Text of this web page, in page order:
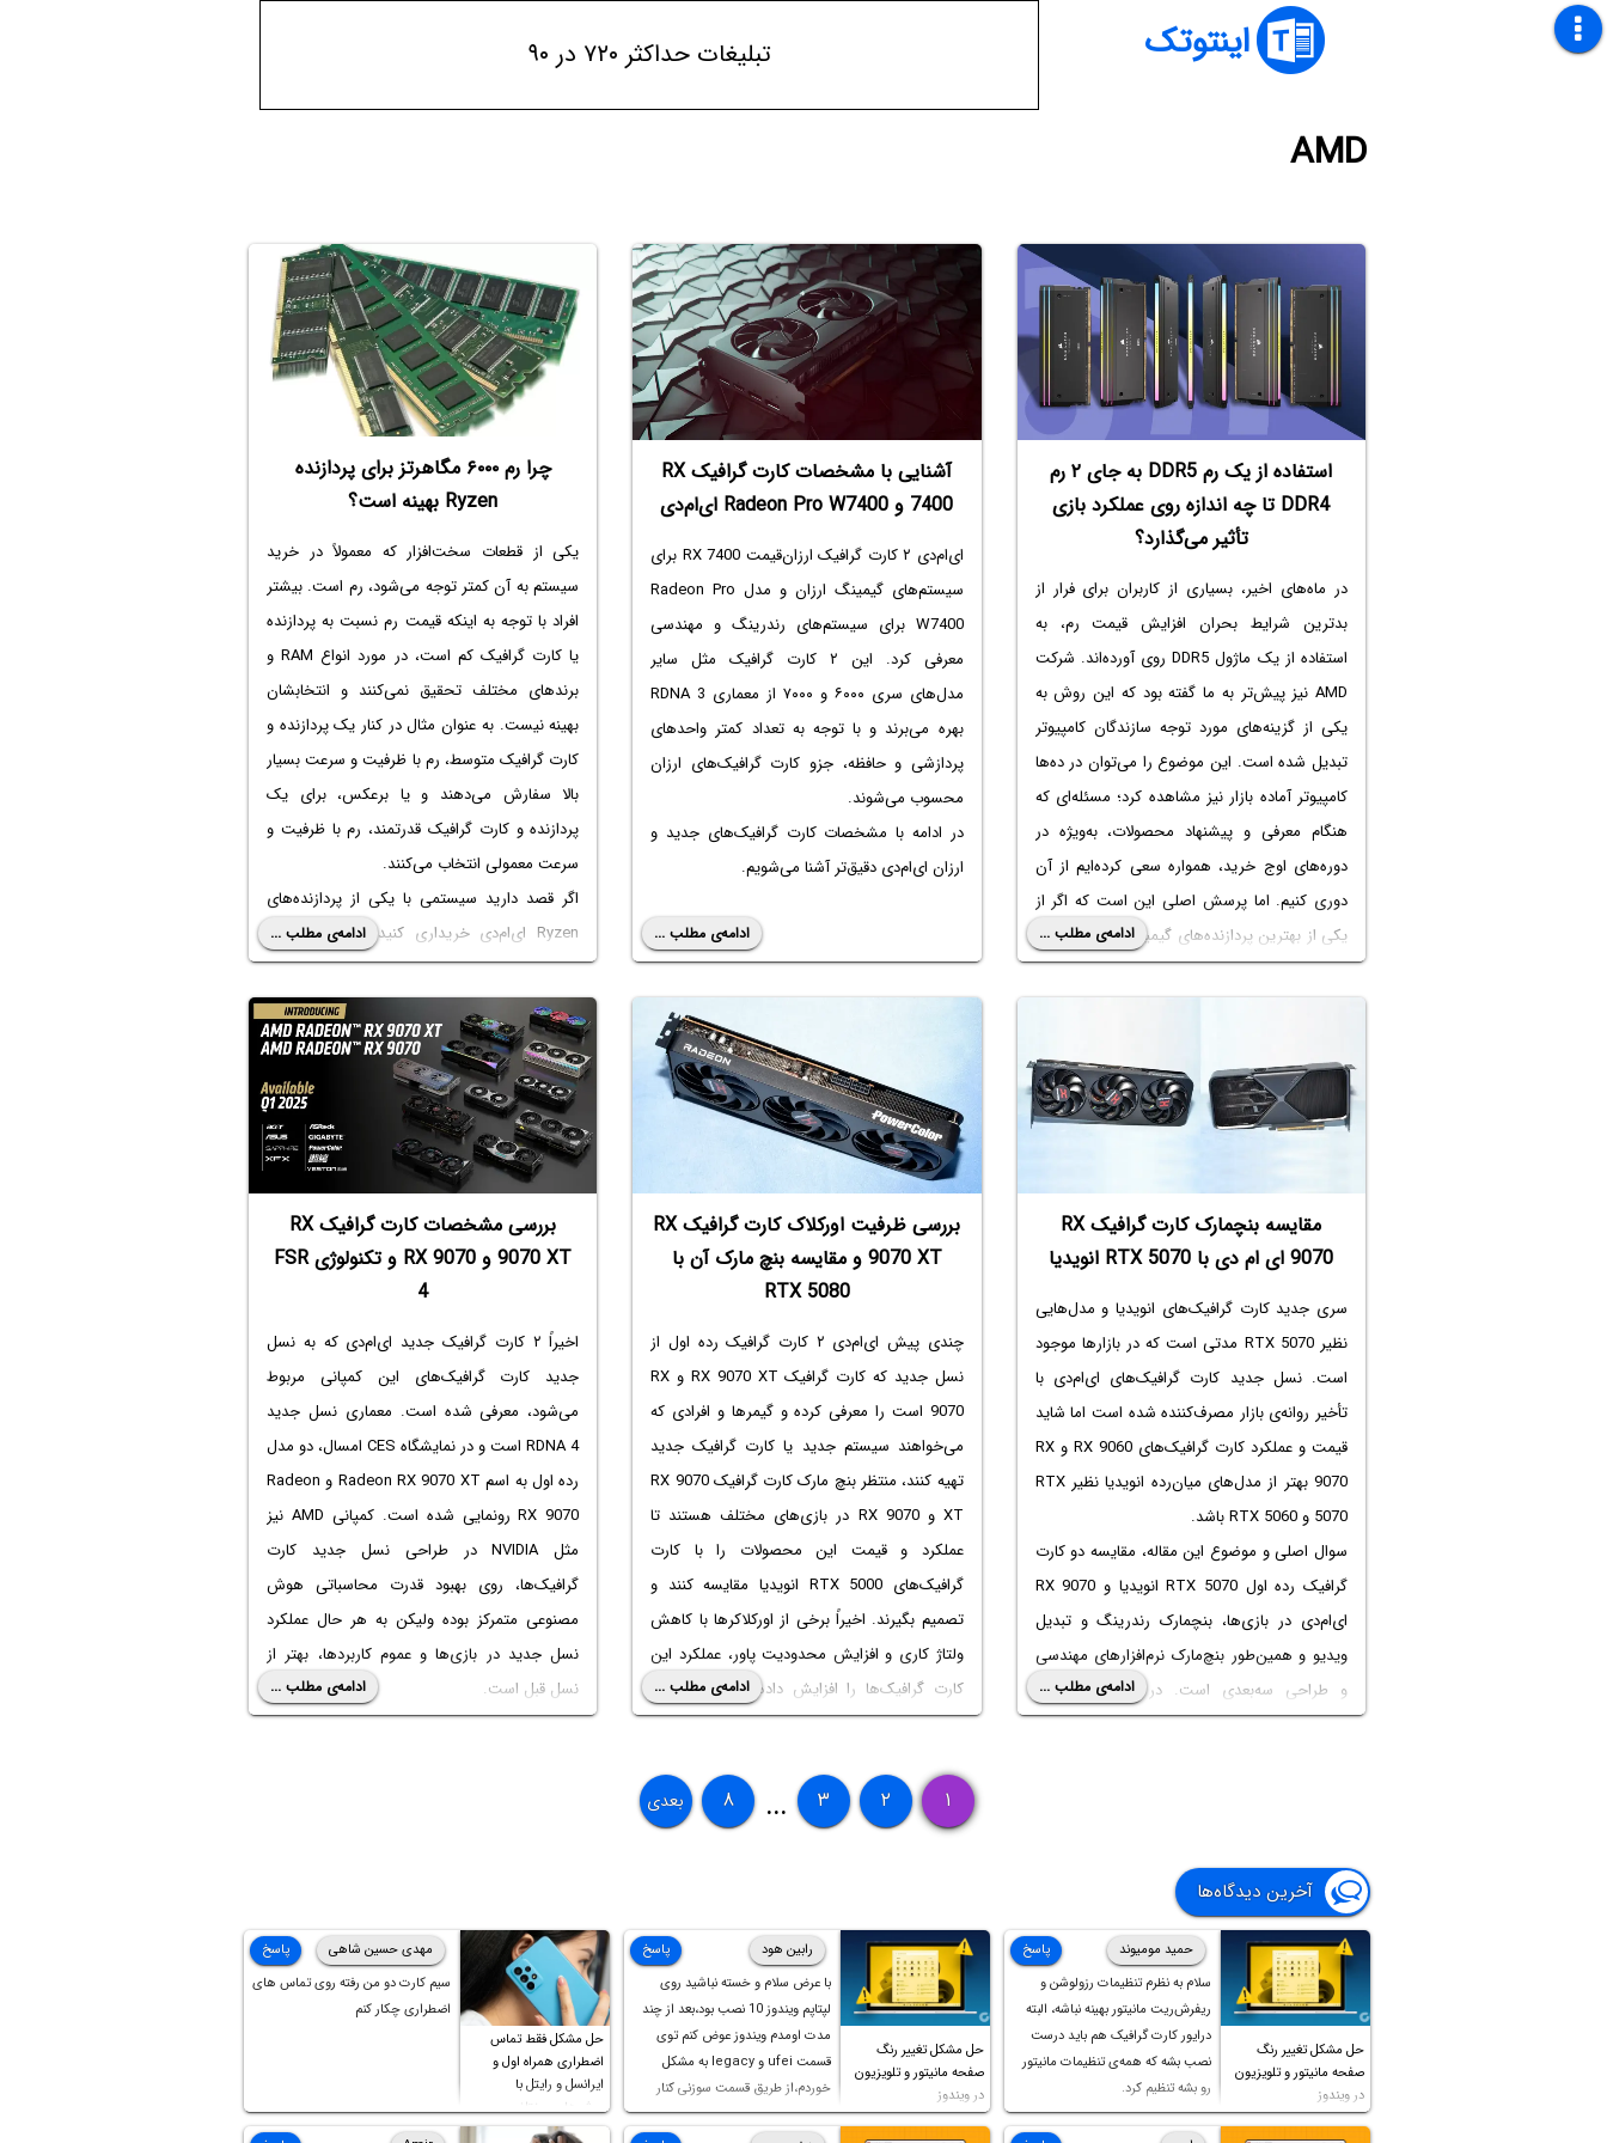
اینتوتک تبلیغات حداکثر ۷۲۰ در ۹۰
AMD
استفاده از یک رم DDR5 به جای ۲ رم
DDR4 تا چه اندازه روی عملکرد بازی
تأثیر می‌گذارد؟
در ماه‌های اخیر، بسیاری از کاربران برای فرار از
بدترین شرایط بحران افزایش قیمت رم، به
استفاده از یک ماژول DDR5 روی آورده‌اند. شرکت
AMD نیز پیش‌تر به ما گفته بود که این روش به
یکی از گزینه‌های مورد توجه سازندگان کامپیوتر
تبدیل شده است. این موضوع را می‌توان در ده‌ها
کامپیوتر آماده بازار نیز مشاهده کرد؛ مسئله‌ای که
هنگام معرفی و پیشنهاد محصولات، به‌ویژه در
دوره‌های اوج خرید، همواره سعی کرده‌ایم از آن
دوری کنیم. اما پرسش اصلی این است که اگر از
یکی از بهترین پردازنده‌های گیمینگ استفاده کنید،
به‌کارگیری تنها یک ماژول DDR5 چه میزان از
عملکرد بازی را کاهش می‌دهد؟
عملکرد قابل توجهی ایجاد می‌کند. این تصور از
نسل‌های قبلی حافظه DDR سرچشمه می‌گیرد؛
DDR5 نیز تا حدی صادق است، اما ساختار این
نسل از حافظه پیچیده‌تر از گذشته است و در ادامه
ادامه‌ی مطلب ...
آشنایی با مشخصات کارت گرافیک RX
7400 و Radeon Pro W7400 ای‌ام‌دی
ای‌ام‌دی ۲ کارت گرافیک ارزان‌قیمت RX 7400 برای
سیستم‌های گیمینگ ارزان و مدل Radeon Pro
W7400 برای سیستم‌های رندرینگ و مهندسی
معرفی کرد. این ۲ کارت گرافیک مثل سایر
مدل‌های سری ۶۰۰۰ و ۷۰۰۰ از معماری RDNA 3
بهره می‌برند و با توجه به تعداد کمتر واحدهای
پردازشی و حافظه، جزو کارت گرافیک‌های ارزان
محسوب می‌شوند.
در ادامه با مشخصات کارت گرافیک‌های جدید و
ارزان ای‌ام‌دی دقیق‌تر آشنا می‌شویم.
ادامه‌ی مطلب ...
چرا رم ۶۰۰۰ مگاهرتز برای پردازنده
Ryzen بهینه است؟
یکی از قطعات سخت‌افزار که معمولاً در خرید
سیستم به آن کمتر توجه می‌شود، رم است. بیشتر
افراد با توجه به اینکه قیمت رم نسبت به پردازنده
یا کارت گرافیک کم است، در مورد انواع RAM و
برندهای مختلف تحقیق نمی‌کنند و انتخابشان
بهینه نیست. به عنوان مثال در کنار یک پردازنده و
کارت گرافیک متوسط، رم با ظرفیت و سرعت بسیار
بالا سفارش می‌دهند و یا برعکس، برای یک
پردازنده و کارت گرافیک قدرتمند، رم با ظرفیت و
سرعت معمولی انتخاب می‌کنند.
اگر قصد دارید سیستمی با یکی از پردازنده‌های
Ryzen ای‌ام‌دی خریداری کنید، با ما در ادامه
مطلب همراه باشید تا در مورد رم بهینه برای چنین
پردازنده‌ای بحث کنیم.
ادامه‌ی مطلب ...
مقایسه بنچمارک کارت گرافیک RX
9070 ای ام دی با RTX 5070 انویدیا
سری جدید کارت گرافیک‌های انویدیا و مدل‌هایی
نظیر RTX 5070 مدتی است که در بازارها موجود
است. نسل جدید کارت گرافیک‌های ای‌ام‌دی با
تأخیر روانه‌ی بازار مصرف‌کننده شده است اما شاید
قیمت و عملکرد کارت گرافیک‌های RX 9060 و RX
9070‌ بهتر از مدل‌های میان‌رده انویدیا نظیر RTX
5070 و RTX 5060‌ باشد.
سوال اصلی و موضوع این مقاله، مقایسه دو کارت
ای‌ام‌دی در بازی‌ها، بنچمارک رندرینگ و تبدیل
ویدیو و همین‌طور بنچ‌مارک نرم‌افزارهای مهندسی
و طراحی سه‌بعدی است. در ادامه مطلب با
اینتوتک همراه شوید تا شناخت بهتری نسبت به
ادامه‌ی مطلب ...
بررسی ظرفیت اورکلاک کارت گرافیک RX
9070 XT و مقایسه بنچ مارک آن با
RTX 5080
چندی پیش ای‌ام‌دی ۲ کارت گرافیک رده اول از
نسل جدید که کارت گرافیک RX 9070 XT و RX
9070 است را معرفی کرده و گیمرها و افرادی که
می‌خواهند سیستم جدید یا کارت گرافیک جدید
تهیه کنند، منتظر بنچ مارک کارت گرافیک RX 9070
XT و RX 9070 در بازی‌های مختلف هستند تا
عملکرد و قیمت این محصولات را با کارت
گرافیک‌های RTX 5000 انویدیا مقایسه کنند و
تصمیم بگیرند. اخیراً برخی از اورکلاکرها با کاهش
ولتاژ کاری و افزایش محدودیت پاور، عملکرد این
کارت گرافیک‌ها را افزایش داده‌اند به طوری که
سرعت اجرای بعضی از بازی‌ها حتی ۱۰ درصد
در ادامه به جزئیات این خبر و همین طور بررسی
سرعت اجرای چند بازی سنگین و گرافیکی امروزی
ادامه‌ی مطلب ...
بررسی مشخصات کارت گرافیک RX
9070 XT و RX 9070 و تکنولوژی FSR
4
اخیراً ۲ کارت گرافیک جدید ای‌ام‌دی که به نسل
جدید کارت گرافیک‌های این کمپانی مربوط
می‌شود، معرفی شده است. معماری نسل جدید
RDNA 4 است و در نمایشگاه CES امسال، دو مدل
رده اول به اسم Radeon RX 9070 XT و Radeon
RX 9070 رونمایی شده است. کمپانی AMD نیز
مثل NVIDIA در طراحی نسل جدید کارت
گرافیک‌ها، روی بهبود قدرت محاسباتی هوش
مصنوعی متمرکز بوده ولیکن به هر حال عملکرد
نسل جدید در بازی‌ها و عموم کاربردها، بهتر از
نسل قبل است.
در ادامه به مشخصات و اطلاعاتی که تاکنون در
ادامه‌ی مطلب ...
۱ ۲ ۳ ... ۸ بعدی
آخرین دیدگاه‌ها
حل مشکل تغییر رنگ
صفحه مانیتور و تلویزیون
در ویندوز
حمید مومیوند
سلام به نظرم تنظیمات رزولوشن و
ریفرش‌ریت مانیتور بهینه نباشه، البته
درایور کارت گرافیک هم باید درست
نصب بشه که همه‌ی تنظیمات مانیتور
رو بشه تنظیم کرد.
پاسخ
حل مشکل تغییر رنگ
صفحه مانیتور و تلویزیون
در ویندوز
رابین هود
با عرض سلام و خسته نباشید روی
لپتاپم ویندوز 10 نصب بود،بعد از چند
مدت اومدم ویندوز عوض کنم توی
قسمت ufei و legacy به مشکل
خوردم،از طریق قسمت سوزنی کنار
پورت هندزفری ،بوت رو ریست کردم و
پاسخ
حل مشکل فقط تماس
اضطراری همراه اول و
ایرانسل و رایتل با
روش‌های مختلف
مهدی حسین شاهی
سیم کارت دو من رفته روی تماس های
اضطراری چکار کنم
پاسخ